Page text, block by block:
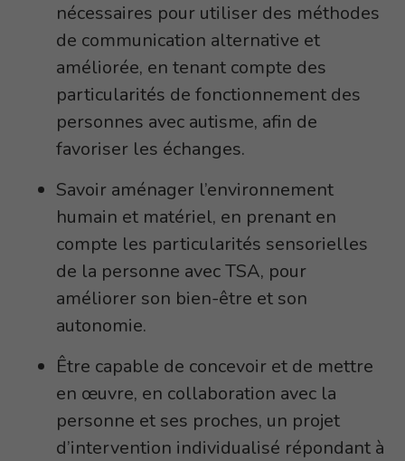
nécessaires pour utiliser des méthodes
de communication alternative et
améliorée, en tenant compte des
particularités de fonctionnement des
personnes avec autisme, afin de
favoriser les échanges.
Savoir aménager l’environnement
humain et matériel, en prenant en
compte les particularités sensorielles
de la personne avec TSA, pour
améliorer son bien-être et son
autonomie.
Être capable de concevoir et de mettre
en œuvre, en collaboration avec la
personne et ses proches, un projet
d’intervention individualisé répondant à